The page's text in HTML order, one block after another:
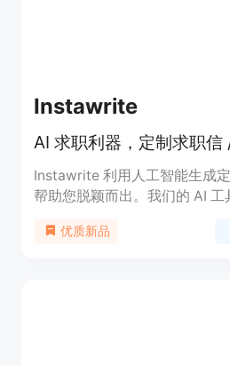
Instawrite
AI 求职利器，定制求职信
Instawrite 利用人工智能生成
帮助您脱颖而出。我们的 AI 工
想工作。购买积分后，您可以
优质新品